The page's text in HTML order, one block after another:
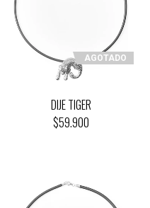
AGOTADO
DIJE TIGER
$59.900